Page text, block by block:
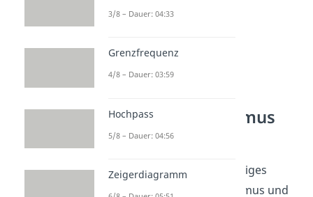
Elektromagnetismus
verstehen
Ein Generator ist ein wichtiges
Gerät im Elektromagnetismus und
3/8 – Dauer: 04:33
Grenzfrequenz
4/8 – Dauer: 03:59
Hochpass
5/8 – Dauer: 04:56
Zeigerdiagramm